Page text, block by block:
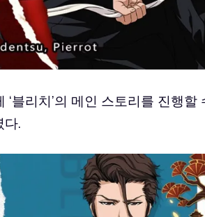
블리치’의 메인 스토리를 진행할
다.